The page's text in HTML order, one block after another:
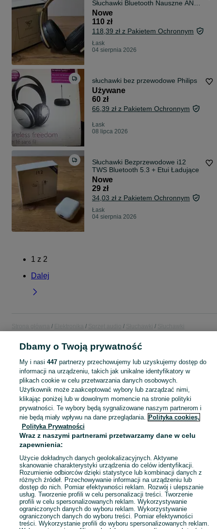
Słuchawki Bluetooth Nauszne ANC
Beżowe
Nowe
110 zł
118,39 zł z Pakietem Ochronnym
Łask
04 sierpnia 2026
słuchawki bez przewodowe Philips
Używane
60 zł
66,39 zł z Pakietem Ochronnym
Łask
08 lipca 2026
Słuchawki Bezprzewodowe i12
TWS Bluetooth 5.3 + Etui Ładujące
Nowe
29 zł
34,03 zł z Pakietem Ochronnym
Łask
04 sierpnia 2026
1 z 2
Dalej
Strona główna Słuchawki
Słuchawki
bezprzewodowe - Łask
KATEGORIA
Sprzedaż słuchawek bezprzewodowych Łask ▶️ Szeroki wybór ✅ Nowe i używane w najlepszych cenach ✌ Porównaj oferty i wybierz najlepszą na OLX.pl! Zobacz
Mapa kategorii
Mapa miejscowości
Mapa ministron
Popularne wyszukiwania
Dbamy o Twoją prywatność
My i nasi 447partnerzy przechowujemy lub uzyskujemy dostęp do
informacji na urządzeniu, takich jak unikalne identyfikatory w
plikach cookie w celu przetwarzania danych osobowych.
Użytkownik może zaakceptować wybory lub zarządzać nimi,
klikając poniżej lub w dowolnym momencie na stronie polityki
prywatności. Te wybory będą sygnalizowane naszym partnerom i
nie będą miały wpływu na dane przeglądania. Polityka cookies,
Polityka Prywatności
Wraz z naszymi partnerami przetwarzamy dane w celu
zapewnienia:
Użycie dokładnych danych geolokalizacyjnych. Aktywne
skanowanie charakterystyki urządzenia do celów identyfikacji.
Rozumienie odbiorców dzięki statystyce lub kombinacji danych z
różnych źródeł. Przechowywanie informacji na urządzeniu lub
dostęp do nich. Pomiar efektywności reklam. Rozwój i ulepszanie
usług. Tworzenie profili w celu personalizacji treści. Tworzenie
profili w celu spersonalizowanych reklam. Wykorzystywanie
ograniczonych danych do wyboru reklam. Wykorzystywanie
ograniczonych danych do wyboru treści. Pomiar efektywności
treści. Wykorzystanie profili do wyboru spersonalizowanych reklam.